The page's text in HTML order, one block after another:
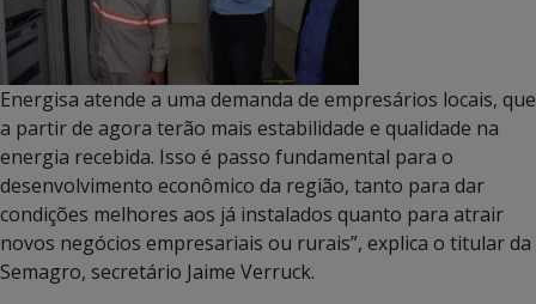
Energisa atende a uma demanda de empresários locais, que
a partir de agora terão mais estabilidade e qualidade na
energia recebida. Isso é passo fundamental para o
desenvolvimento econômico da região, tanto para dar
condições melhores aos já instalados quanto para atrair
novos negócios empresariais ou rurais”, explica o titular da
Semagro, secretário Jaime Verruck.